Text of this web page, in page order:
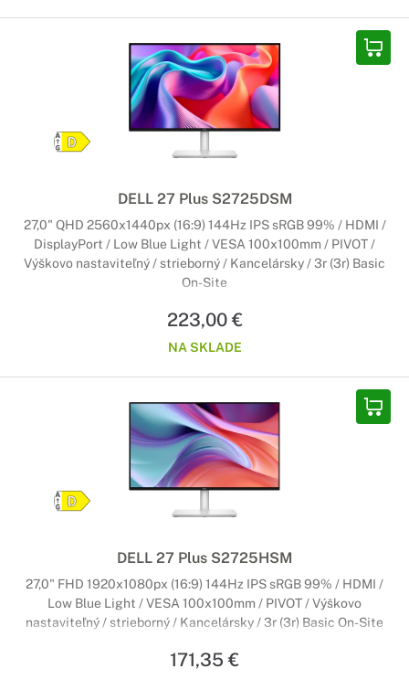
DELL 27 Plus S2725DSM
27,0" QHD 2560x1440px (16:9) 144Hz IPS sRGB 99% / HDMI /
DisplayPort / Low Blue Light / VESA 100x100mm / PIVOT /
Výškovo nastaviteľný / strieborný / Kancelársky / 3r (3r) Basic
On-Site
223,00 €
NA SKLADE
DELL 27 Plus S2725HSM
27,0" FHD 1920x1080px (16:9) 144Hz IPS sRGB 99% / HDMI /
Low Blue Light / VESA 100x100mm / PIVOT / Výškovo
nastaviteľný / strieborný / Kancelársky / 3r (3r) Basic On-Site
171,35 €